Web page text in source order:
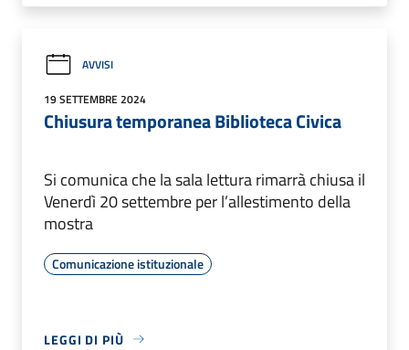
AVVISI
19 SETTEMBRE 2024
Chiusura temporanea Biblioteca Civica
Si comunica che la sala lettura rimarrà chiusa il
Venerdì 20 settembre per l’allestimento della
mostra
Comunicazione istituzionale
LEGGI DI PIÙ